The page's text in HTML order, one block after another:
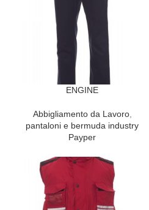
ENGINE
Abbigliamento da Lavoro,
pantaloni e bermuda industry
Payper